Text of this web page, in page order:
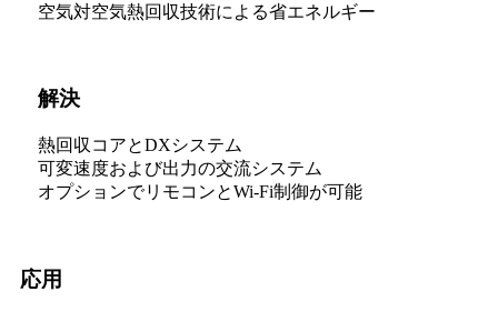
空気対空気熱回収技術による省エネルギー
解決
熱回収コアとDXシステム
可変速度および出力の交流システム
オプションでリモコンとWi-Fi制御が可能
応用